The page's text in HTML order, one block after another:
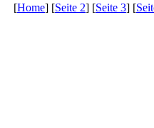
[Home] [Seite 2] [Seite 3] [